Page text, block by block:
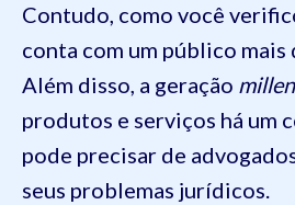
Contudo, como você
conta com um público
Além disso, a geração
produtos e serviços há um
pode precisar de
seus problemas jurídicos.